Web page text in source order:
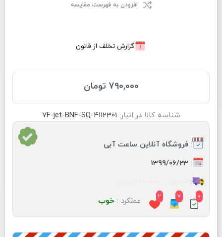
افزودن به فهرست مقایسه
گزارش تخلف از قانون
790,000 تومان
شناسه کالا در انبار: 7F-jet-BNF-SQ-4112301
: فروشگاه آنلاین ساعت آبی
:
1399/06/23
:
0
7
2 عملکرد : خوب